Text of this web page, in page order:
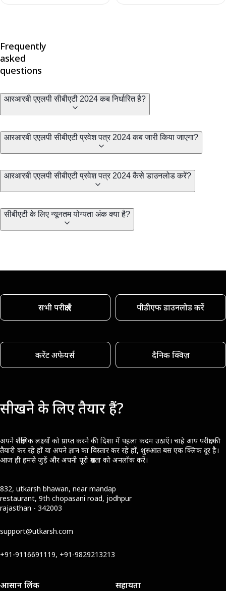
Frequently
asked
questions
आरआरबी एएलपी सीबीएटी 2024 कब निर्धारित है?
आरआरबी एएलपी सीबीएटी प्रवेश पत्र 2024 कब जारी किया जाएगा?
आरआरबी एएलपी सीबीएटी प्रवेश पत्र 2024 कैसे डाउनलोड करें?
सीबीएटी के लिए न्यूनतम योग्यता अंक क्या है?
सभी परीक्षाएँ पीडीएफ डाउनलोड करें
करेंट अफेयर्स दैनिक क्विज़
सीखने के लिए तैयार हैं?
अपने शैक्षणिक लक्ष्यों को प्राप्त करने की दिशा में पहला कदम उठाएँ। चाहे आप परीक्षा की
तैयारी कर रहे हों या अपने ज्ञान का विस्तार कर रहे हों, शुरुआत बस एक क्लिक दूर है।
आज ही हमसे जुड़ें और अपनी पूरी क्षमता को अनलॉक करें।
832, utkarsh bhawan, near mandap
restaurant, 9th chopasani road, jodhpur
rajasthan - 342003
support@utkarsh.com
+91-9116691119, +91-9829213213
आसान लिंक सहायता